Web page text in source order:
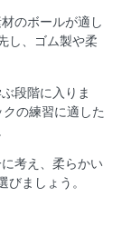
のボールが適し
し、ゴム製や柔
段階に入りま
の練習に適した
考え、柔らかい
ましょう。